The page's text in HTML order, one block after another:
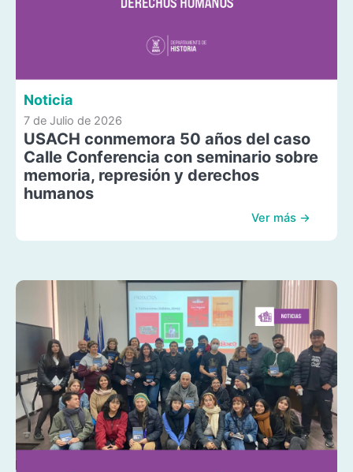
Noticia
7 de Julio de 2026
USACH conmemora 50 años del caso
Calle Conferencia con seminario sobre
memoria, represión y derechos
humanos
Ver más →